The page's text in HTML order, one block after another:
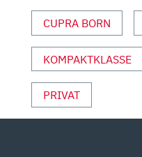
SPORT“
VON
ANZEIGEN
CUPRA BORN
KOMPAKTKLASSE
PRIVAT